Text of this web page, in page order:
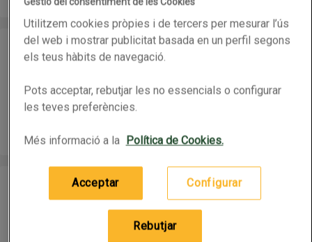
JATA Aparell atrapa mosquitsJATA Aparell atrapa mosquits
Abans 89,95€
(79,95 € per article)
Preu
79,95 €
Afegeix
BONPREU Carbó vegetal
(1,52 € per quilo)
Utilitzem cookies pròpies i de tercers per mesurar l’ús
del web i mostrar publicitat basada en un perfil segons
els teus hàbits de navegació.
Pots acceptar, rebutjar les no essencials o configurar
les teves preferències.
Més informació a la Política de Cookies.
Configurar
Rebutjar
Acceptar